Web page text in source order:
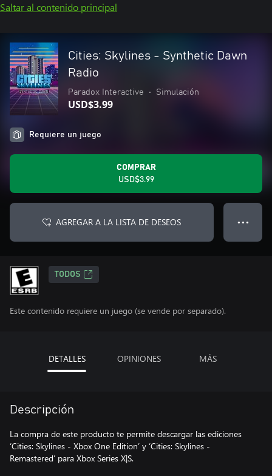
Saltar al contenido principal
Cities: Skylines - Synthetic Dawn
Radio
Paradox Interactive • Simulación
USD$3.99
Requiere un juego
COMPRAR
USD$3.99
AGREGAR A LA LISTA DE DESEOS ● ● ●
TODOS
Este contenido requiere un juego (se vende por separado).
DETALLES OPINIONES MÁS
Descripción
La compra de este producto te permite descargar las ediciones
‘Cities: Skylines - Xbox One Edition’ y ‘Cities: Skylines -
Remastered’ para Xbox Series X|S.